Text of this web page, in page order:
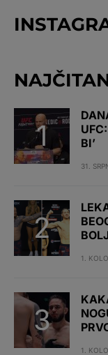
BI’
31.
1.
1.